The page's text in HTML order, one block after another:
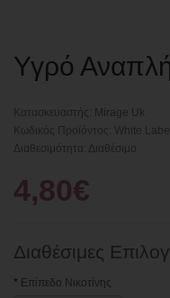
Υγρό
Κατασκευαστής:
Mirage Uk
Κωδικός Προϊόντος: White
Διαθεσιμότητα: Διαθέσιμο
4,80€
Διαθέσιμες
Επίπεδο Νικοτίνης